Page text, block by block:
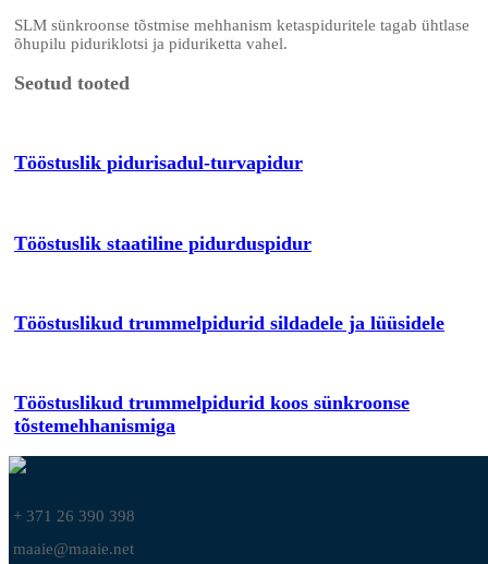
SLM sünkroonse tõstmise mehhanism ketaspiduritele tagab ühtlase
õhupilu piduriklotsi ja piduriketta vahel.
Seotud tooted
Tööstuslik pidurisadul-turvapidur
Tööstuslik staatiline pidurduspidur
Tööstuslikud trummelpidurid sildadele ja lüüsidele
Tööstuslikud trummelpidurid koos sünkroonse
tõstemehhanismiga
+ 371 26 390 398
maaie@maaie.net